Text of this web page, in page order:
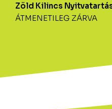
Zöld Kilincs
ÁTMENETILEG ZÁRVA